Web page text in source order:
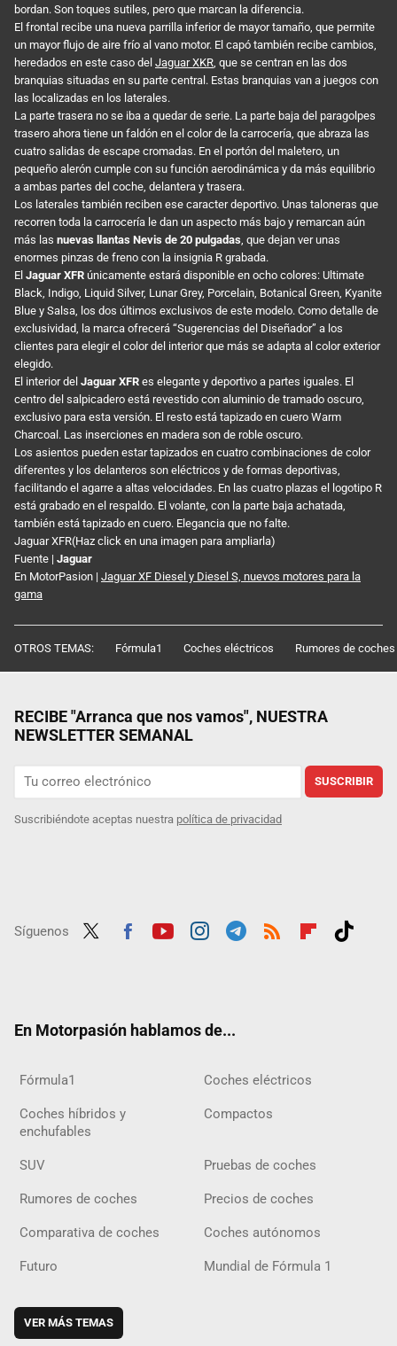
bordan. Son toques sutiles, pero que marcan la diferencia.
El frontal recibe una nueva parrilla inferior de mayor tamaño, que permite
un mayor flujo de aire frío al vano motor. El capó también recibe cambios,
heredados en este caso del Jaguar XKR, que se centran en las dos
branquias situadas en su parte central. Estas branquias van a juegos con
las localizadas en los laterales.
La parte trasera no se iba a quedar de serie. La parte baja del paragolpes
trasero ahora tiene un faldón en el color de la carrocería, que abraza las
cuatro salidas de escape cromadas. En el portón del maletero, un
pequeño alerón cumple con su función aerodinámica y da más equilibrio
a ambas partes del coche, delantera y trasera.
Los laterales también reciben ese caracter deportivo. Unas taloneras que
recorren toda la carrocería le dan un aspecto más bajo y remarcan aún
más las nuevas llantas Nevis de 20 pulgadas, que dejan ver unas
enormes pinzas de freno con la insignia R grabada.
El Jaguar XFR únicamente estará disponible en ocho colores: Ultimate
Black, Indigo, Liquid Silver, Lunar Grey, Porcelain, Botanical Green, Kyanite
Blue y Salsa, los dos últimos exclusivos de este modelo. Como detalle de
exclusividad, la marca ofrecerá “Sugerencias del Diseñador” a los
clientes para elegir el color del interior que más se adapta al color exterior
elegido.
El interior del Jaguar XFR es elegante y deportivo a partes iguales. El
centro del salpicadero está revestido con aluminio de tramado oscuro,
exclusivo para esta versión. El resto está tapizado en cuero Warm
Charcoal. Las inserciones en madera son de roble oscuro.
Los asientos pueden estar tapizados en cuatro combinaciones de color
diferentes y los delanteros son eléctricos y de formas deportivas,
facilitando el agarre a altas velocidades. En las cuatro plazas el logotipo R
está grabado en el respaldo. El volante, con la parte baja achatada,
también está tapizado en cuero. Elegancia que no falte.
Jaguar XFR(Haz click en una imagen para ampliarla)
Fuente | Jaguar
En MotorPasion | Jaguar XF Diesel y Diesel S, nuevos motores para la
gama
OTROS TEMAS: Fórmula1 Coches eléctricos Rumores de coches
RECIBE "Arranca que nos vamos", NUESTRA
NEWSLETTER SEMANAL
SUSCRIBIR
Suscribiéndote aceptas nuestra política de privacidad
Síguenos
En Motorpasión hablamos de...
Fórmula1 Coches eléctricos
Coches híbridos y
enchufables
Compactos
SUV Pruebas de coches
Rumores de coches Precios de coches
Comparativa de coches Coches autónomos
Futuro Mundial de Fórmula 1
VER MÁS TEMAS